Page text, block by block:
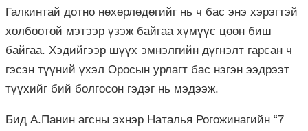
Галкинтай дотно нөхөрлөдөгийг нь ч бас энэ хэрэгтэй
холбоотой мэтээр үзэж байгаа хүмүүс цөөн биш
байгаа. Хэдийгээр шүүх эмнэлгийн дүгнэлт гарсан ч
гэсэн түүний үхэл Оросын урлагт бас нэгэн ээдрээт
түүхийг бий болгосон гэдэг нь мэдээж.
Бид А.Панин агсны эхнэр Наталья Рогожинагийн “7